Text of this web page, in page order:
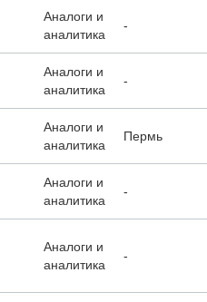
Аналоги и
аналитика
-
Аналоги и
аналитика
-
Аналоги и
аналитика
Пермь
Аналоги и
аналитика
-
Аналоги и
аналитика
-